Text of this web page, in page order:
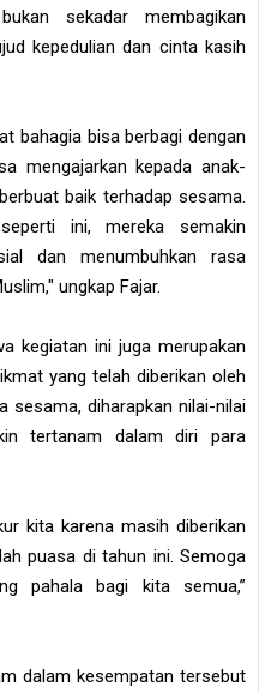
sekadar membagikan
kepedulian dan cinta kasih
bahagia bisa berbagi dengan
mengajarkan kepada anak-
baik terhadap sesama.
ini, mereka semakin
dan menumbuhkan rasa
ungkap Fajar.
kegiatan ini juga merupakan
yang telah diberikan oleh
sesama, diharapkan nilai-nilai
tertanam dalam diri para
kita karena masih diberikan
puasa di tahun ini. Semoga
pahala bagi kita semua,”
dalam kesempatan tersebut